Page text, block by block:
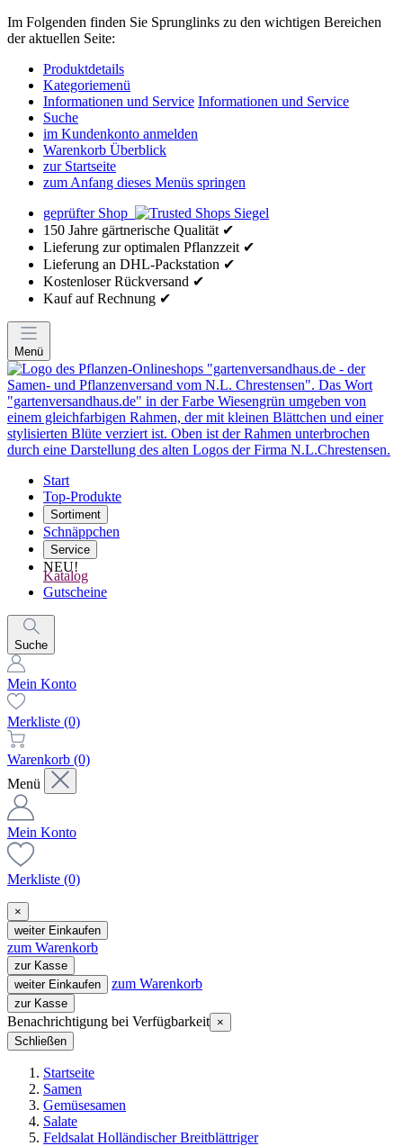
Im Folgenden finden Sie Sprunglinks zu den wichtigen Bereichen
der aktuellen Seite:
Produktdetails
Kategoriemenü
Informationen und Service Informationen und Service
Suche
im Kundenkonto anmelden
Warenkorb Überblick
zur Startseite
zum Anfang dieses Menüs springen
geprüfter Shop
150 Jahre gärtnerische Qualität ✔
Lieferung zur optimalen Pflanzzeit ✔
Lieferung an DHL-Packstation ✔
Kostenloser Rückversand ✔
Kauf auf Rechnung ✔
Menü
Start
Top-Produkte
Sortiment
Schnäppchen
Service
NEU!
Katalog
Gutscheine
Suche
Mein Konto
Merkliste (0)
Warenkorb (0)
Menü
Mein Konto
Merkliste (0)
×
weiter Einkaufen
zum Warenkorb
zur Kasse
weiter Einkaufen
zum Warenkorb
zur Kasse
Benachrichtigung bei Verfügbarkeit ×
Schließen
Startseite
Samen
Gemüsesamen
Salate
Feldsalat Holländischer Breitblättriger